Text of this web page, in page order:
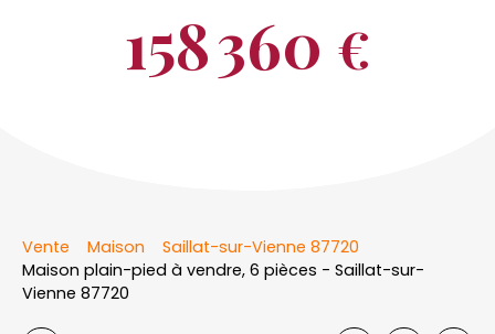
158 360 €
Vente Maison
Saillat-sur-Vienne 87720
Maison plain-pied à vendre, 6 pièces - Saillat-sur-
Vienne 87720